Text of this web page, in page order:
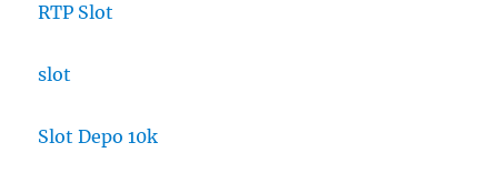
RTP Slot
slot
Slot Depo 10k